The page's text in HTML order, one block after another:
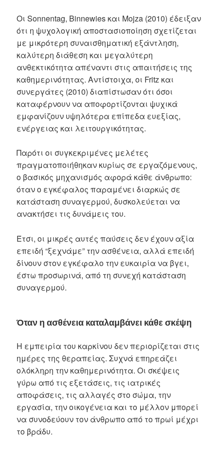
Οι Sonnentag, Binnewies και Mojza (2010) έδειξαν
ότι η ψυχολογική αποστασιοποίηση σχετίζεται
με μικρότερη συναισθηματική εξάντληση,
καλύτερη διάθεση και μεγαλύτερη
ανθεκτικότητα απέναντι στις απαιτήσεις της
καθημερινότητας. Αντίστοιχα, οι Fritz και
συνεργάτες (2010) διαπίστωσαν ότι όσοι
καταφέρνουν να αποφορτίζονται ψυχικά
εμφανίζουν υψηλότερα επίπεδα ευεξίας,
ενέργειας και λειτουργικότητας.
Παρότι οι συγκεκριμένες μελέτες
πραγματοποιήθηκαν κυρίως σε εργαζόμενους,
ο βασικός μηχανισμός αφορά κάθε άνθρωπο:
όταν ο εγκέφαλος παραμένει διαρκώς σε
κατάσταση συναγερμού, δυσκολεύεται να
ανακτήσει τις δυνάμεις του.
Έτσι, οι μικρές αυτές παύσεις δεν έχουν αξία
επειδή “ξεχνάμε” την ασθένεια, αλλά επειδή
δίνουν στον εγκέφαλο την ευκαιρία να βγει,
έστω προσωρινά, από τη συνεχή κατάσταση
συναγερμού.
Όταν η ασθένεια καταλαμβάνει κάθε σκέψη
Η εμπειρία του καρκίνου δεν περιορίζεται στις
ημέρες της θεραπείας. Συχνά επηρεάζει
ολόκληρη την καθημερινότητα. Οι σκέψεις
γύρω από τις εξετάσεις, τις ιατρικές
αποφάσεις, τις αλλαγές στο σώμα, την
εργασία, την οικογένεια και το μέλλον μπορεί
να συνοδεύουν τον άνθρωπο από το πρωί μέχρι
το βράδυ.